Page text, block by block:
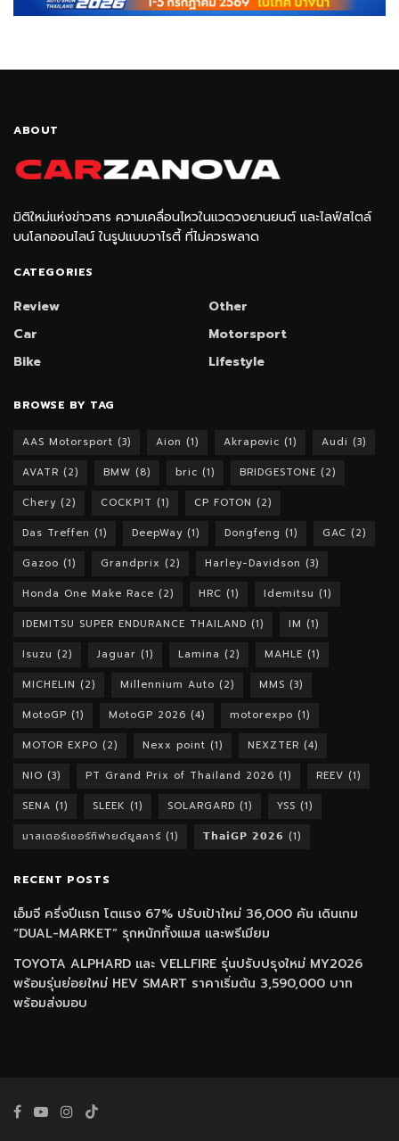
ABOUT
มิติใหม่แห่งข่าวสาร ความเคลื่อนไหวในแวดวงยานยนต์ และไลฟ์สไตล์
บนโลกออนไลน์ ในรูปแบบวาไรตี้ ที่ไม่ควรพลาด
CATEGORIES
Review
Car
Bike
Other
Motorsport
Lifestyle
BROWSE BY TAG
AAS Motorsport (3) Aion (1) Akrapovic (1) Audi (3)
AVATR (2) BMW (8) bric (1) BRIDGESTONE (2)
Chery (2) COCKPIT (1) CP FOTON (2)
Das Treffen (1) DeepWay (1) Dongfeng (1) GAC (2)
Gazoo (1) Grandprix (2) Harley-Davidson (3)
Honda One Make Race (2) HRC (1) Idemitsu (1)
IDEMITSU SUPER ENDURANCE THAILAND (1) IM (1)
Isuzu (2) Jaguar (1) Lamina (2) MAHLE (1)
MICHELIN (2) Millennium Auto (2) MMS (3)
MotoGP (1) MotoGP 2026 (4) motorexpo (1)
MOTOR EXPO (2) Nexx point (1) NEXZTER (4)
NIO (3) PT Grand Prix of Thailand 2026 (1) REEV (1)
SENA (1) SLEEK (1) SOLARGARD (1) YSS (1)
มาสเตอร์เซอร์ทิฟายด์ยูสคาร์ (1) 𝗧𝗵𝗮𝗶𝗚𝗣 𝟮𝟬𝟮𝟲 (1)
RECENT POSTS
เอ็มจี ครึ่งปีแรก โตแรง 67% ปรับเป้าใหม่ 36,000 คัน เดินเกม
“DUAL-MARKET” รุกหนักทั้งแมส และพรีเมียม
TOYOTA ALPHARD และ VELLFIRE รุ่นปรับปรุงใหม่ MY2026
พร้อมรุ่นย่อยใหม่ HEV SMART ราคาเริ่มต้น 3,590,000 บาท
พร้อมส่งมอบ